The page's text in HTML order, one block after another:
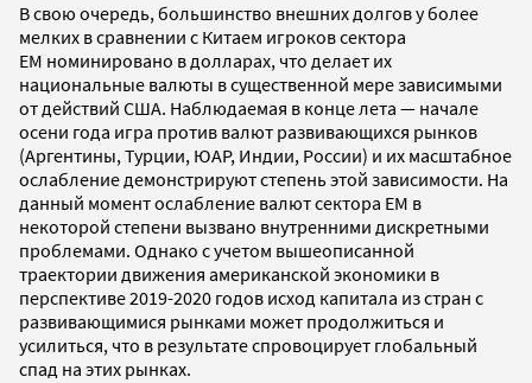
В свою очередь, большинство внешних долгов у более
мелких в сравнении с Китаем игроков сектора
EM номинировано в долларах, что делает их
национальные валюты в существенной мере зависимыми
от действий США. Наблюдаемая в конце лета — начале
осени года игра против валют развивающихся рынков
(Аргентины, Турции, ЮАР, Индии, России) и их масштабное
ослабление демонстрируют степень этой зависимости. На
данный момент ослабление валют сектора ЕМ в
некоторой степени вызвано внутренними дискретными
проблемами. Однако с учетом вышеописанной
траектории движения американской экономики в
перспективе 2019-2020 годов исход капитала из стран с
развивающимися рынками может продолжиться и
усилиться, что в результате спровоцирует глобальный
спад на этих рынках.